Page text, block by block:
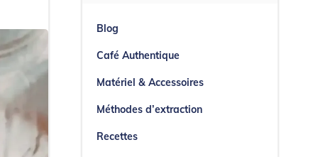
Blog
Café Authentique​
Matériel & Accessoires
Méthodes d’extraction
Recettes